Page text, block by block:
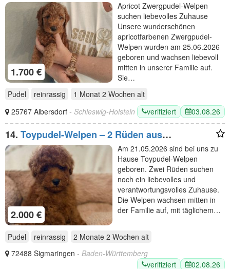
1.700 €
Apricot Zwergpudel-Welpen
suchen liebevolles Zuhause
Unsere wunderschönen
apricotfarbenen Zwergpudel-
Welpen wurden am 25.06.2026
geboren und wachsen liebevoll
mitten in unserer Familie auf.
Sie…
Pudel
reinrassig 1 Monat 2 Wochen alt
25767 Albersdorf - Schleswig-Holstein verifiziert 03.08.26
14. Toypudel-Welpen – 2 Rüden aus
Familienaufzucht
2.000 €
Am 21.05.2026 sind bei uns zu
Hause Toypudel-Welpen
geboren. Zwei Rüden suchen
noch ein liebevolles und
verantwortungsvolles Zuhause.
Die Welpen wachsen mitten in
der Familie auf, mit täglichem…
Pudel reinrassig 2 Monate 2 Wochen alt
72488 Sigmaringen - Baden-Württemberg
verifiziert
02.08.26